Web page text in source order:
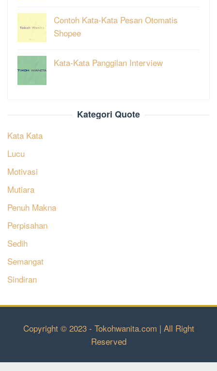
Contoh Kata-Kata Pesan Otomatis
Shopee
Kata-Kata Panggilan Interview
Kategori Quote
Kata Kata
Lucu
Motivasi
Mutiara
Penuh Makna
Perpisahan
Sedih
Semangat
Sindiran
Copyright © 2023 - Tokohwanita.com | All Right
Reserved